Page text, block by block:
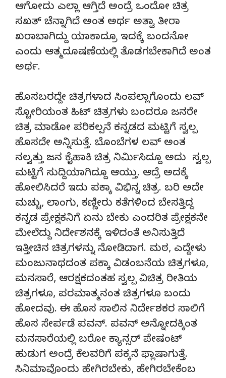
ಆಗೋದು ಎಲ್ಲಾ ಆಗ್ತಿದೆ ಅಂದ್ರೆ ಒಂದೋ ಚಿತ್ರ
ಸಖತ್ ಚೆನ್ನಾಗಿದೆ ಅಂತ ಅರ್ಥ ಅತ್ವಾ ತೀರಾ
ಖರಾಬಾಗಿದ್ದು ಯಾಕಾದ್ರೂ ಇದಕ್ಕೆ ಬಂದನೋ
ಎಂದು ಆತ್ಮದೂಷಣೆಯಲ್ಲಿ ತೊಡಗಬೇಕಾಗಿದೆ ಅಂತ
ಅರ್ಥ.
ಹೊಸಬರದ್ದೇ ಚಿತ್ರಗಳಾದ ಸಿಂಪಲ್ಲಾಗೊಂದು ಲವ್
ಸ್ಟೋರಿಯಂತ ಹಿಟ್ ಚಿತ್ರಗಳು ಬಂದರೂ ಜನರೇ
ಚಿತ್ರ ಮಾಡೋ ಪರಿಕಲ್ಪನೆ ಕನ್ನಡದ ಮಟ್ಟಿಗೆ ಸ್ವಲ್ಪ
ಹೊಸದೇ ಅನ್ನಿಸುತ್ತೆ. ಬೊಂಬೆಗಳ ಲವ್ ಅಂತ
ನಲ್ವತ್ತು ಜನ ಕೈಹಾಕಿ ಚಿತ್ರ ನಿರ್ಮಿಸಿದ್ದೂ ಅದು ಸ್ವಲ್ಪ
ಮಟ್ಟಿಗೆ ಸುದ್ದಿಯಾಗಿದ್ದೂ ಆಯ್ತು. ಆದ್ರೆ ಅದಕ್ಕೆ
ಹೋಲಿಸಿದರೆ ಇದು ಪಕ್ಕಾ ವಿಭಿನ್ನ ಚಿತ್ರ. ಬರಿ ಅದೇ
ಮಚ್ಚು, ಲಾಂಗು, ಕಣ್ಣೀರು ಕತೆಗಳಿಂದ ಬೇಸತ್ತಿದ್ದ
ಕನ್ನಡ ಪ್ರೇಕ್ಷಕನಿಗೆ ಏನು ಬೇಕು ಎಂದರಿತ ಪ್ರೇಕ್ಷಕನೇ
ಮೇಲೆದ್ದು ನಿರ್ದೇಶನಕ್ಕೆ ಇಳಿದಂತೆ ಅನಿಸುತ್ತಿದೆ
ಇತ್ತೀಚಿನ ಚಿತ್ರಗಳನ್ನು ನೋಡಿದಾಗ. ಮಠ, ಎದ್ದೇಳು
ಮಂಜುನಾಥದಂತ ಪಕ್ಕಾ ವಿಡಂಬನೆಯ ಚಿತ್ರಗಳೂ,
ಮನಸಾರೆ, ಆರಕ್ಷಕದಂತಹ ಸ್ವಲ್ಪ ವಿಚಿತ್ರ ರೀತಿಯ
ಚಿತ್ರಗಳೂ, ಪರಮಾತ್ಮನಂತ ಚಿತ್ರಗಳೂ ಬಂದು
ಹೋದವು. ಈ ಹೊಸ ಸಾಲಿನ ನಿರ್ದೇಶಕರ ಸಾಲಿಗೆ
ಹೊಸ ಸೇರ್ಪಡೆ ಪವನ್. ಪವನ್ ಅನ್ನೋದಕ್ಕಿಂತ
ಮನಸಾರೆಯಲ್ಲಿ ಬರೋ ಕ್ಯಾನ್ಸರ್ ಪೇಷಂಟ್
ಹುಡುಗ ಅಂದ್ರೆ ಕೆಲವರಿಗೆ ಪಕ್ಕನೆ ಫ್ಲಾಷಾಗುತ್ತೆ.
ಸಿನಿಮಾವೊಂದು ಹೇಗಿರಬೇಕು, ಹೇಗಿರಬೇಕೆಂಬ